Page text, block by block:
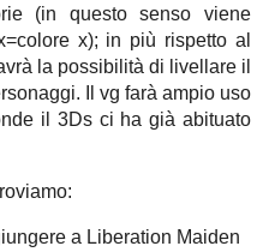
(in questo senso viene
x); in più rispetto al
la possibilità di livellare il
Il vg farà ampio uso
il 3Ds ci ha già abituato
a Liberation Maiden